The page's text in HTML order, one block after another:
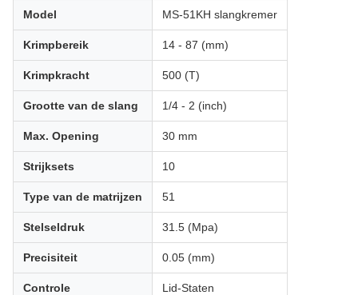
Model MS-51KH slangkremer
Krimpbereik 14 - 87 (mm)
Krimpkracht 500 (T)
Grootte van de slang 1/4 - 2 (inch)
Max. Opening 30 mm
Strijksets 10
Type van de matrijzen 51
Stelseldruk 31.5 (Mpa)
Precisiteit 0.05 (mm)
Controle Lid-Staten